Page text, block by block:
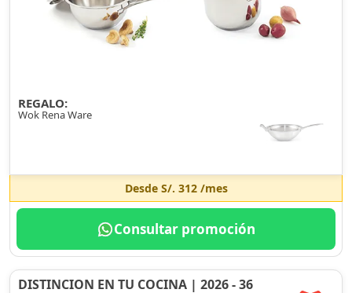
REGALO:
Wok Rena Ware
Desde S/. 312/mes
Consultar promoción
DISTINCION EN TU COCINA | 2026 - 36